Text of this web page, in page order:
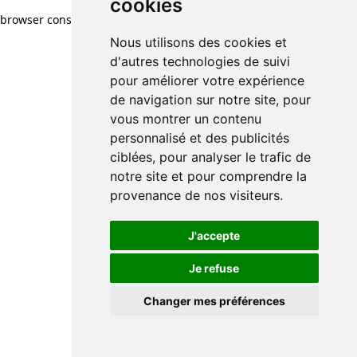
cookies
Nous utilisons des cookies et
d'autres technologies de suivi
pour améliorer votre expérience
de navigation sur notre site, pour
vous montrer un contenu
personnalisé et des publicités
ciblées, pour analyser le trafic de
notre site et pour comprendre la
provenance de nos visiteurs.
J'accepte
Je refuse
Changer mes préférences
cookies
Nous utilisons des cookies et
d'autres technologies de suivi
pour améliorer votre expérience
de navigation sur notre site, pour
vous montrer un contenu
personnalisé et des publicités
ciblées, pour analyser le trafic de
notre site et pour comprendre la
provenance de nos visiteurs.
J'accepte
Je refuse
Changer mes préférences
browser console for more information)